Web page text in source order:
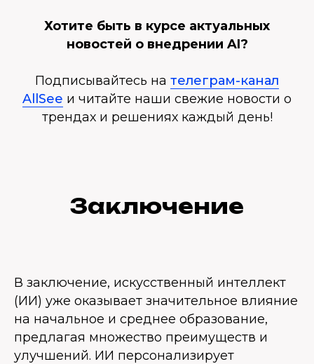
Хотите быть в курсе актуальных
новостей о внедрении AI?
Подписывайтесь на телеграм-канал
AllSee и читайте наши свежие новости о
трендах и решениях каждый день!
Заключение
В заключение, искусственный интеллект
(ИИ) уже оказывает значительное влияние
на начальное и среднее образование,
предлагая множество преимуществ и
улучшений. ИИ персонализирует